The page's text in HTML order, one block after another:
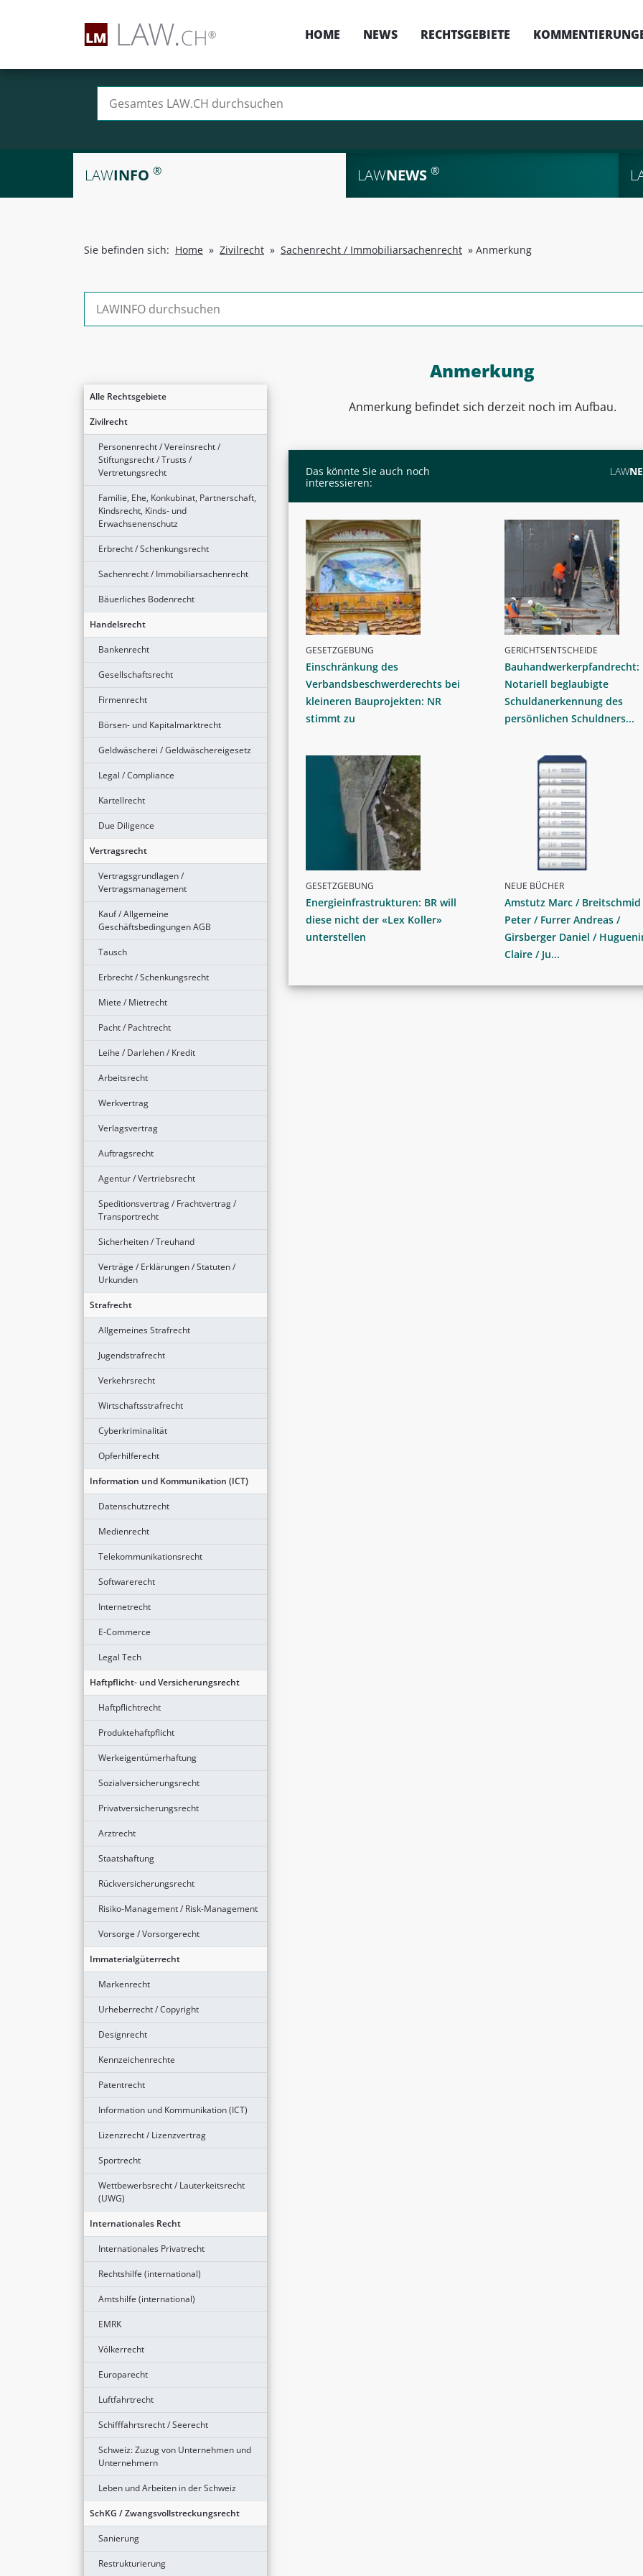
HOME NEWS RECHTSGEBIETE
LAWINFO ® LAWNEWS ®
Sie befinden sich: Home » Zivilrecht » Sachenrecht / Immobiliarsachenrecht » Anmerkung
Alle Rechtsgebiete
Zivilrecht
Personenrecht / Vereinsrecht /
Stiftungsrecht / Trusts /
Vertretungsrecht
Familie, Ehe, Konkubinat, Partnerschaft,
Kindsrecht, Kinds- und
Erwachsenenschutz
Erbrecht / Schenkungsrecht
Sachenrecht / Immobiliarsachenrecht
Bäuerliches Bodenrecht
Handelsrecht
Bankenrecht
Gesellschaftsrecht
Firmenrecht
Börsen- und Kapitalmarktrecht
Geldwäscherei / Geldwäschereigesetz
Legal / Compliance
Kartellrecht
Due Diligence
Vertragsrecht
Vertragsgrundlagen /
Vertragsmanagement
Kauf / Allgemeine
Geschäftsbedingungen AGB
Tausch
Erbrecht / Schenkungsrecht
Miete / Mietrecht
Pacht / Pachtrecht
Leihe / Darlehen / Kredit
Arbeitsrecht
Werkvertrag
Verlagsvertrag
Auftragsrecht
Agentur / Vertriebsrecht
Speditionsvertrag / Frachtvertrag /
Transportrecht
Sicherheiten / Treuhand
Verträge / Erklärungen / Statuten /
Urkunden
Strafrecht
Allgemeines Strafrecht
Jugendstrafrecht
Verkehrsrecht
Wirtschaftsstrafrecht
Cyberkriminalität
Opferhilferecht
Information und Kommunikation (ICT)
Datenschutzrecht
Medienrecht
Telekommunikationsrecht
Softwarerecht
Internetrecht
E-Commerce
Legal Tech
Haftpflicht- und Versicherungsrecht
Haftpflichtrecht
Produktehaftpflicht
Werkeigentümerhaftung
Sozialversicherungsrecht
Privatversicherungsrecht
Arztrecht
Staatshaftung
Rückversicherungsrecht
Risiko-Management / Risk-Management
Vorsorge / Vorsorgerecht
Immaterialgüterrecht
Markenrecht
Urheberrecht / Copyright
Designrecht
Kennzeichenrechte
Patentrecht
Information und Kommunikation (ICT)
Lizenzrecht / Lizenzvertrag
Sportrecht
Wettbewerbsrecht / Lauterkeitsrecht
(UWG)
Internationales Recht
Internationales Privatrecht
Rechtshilfe (international)
Amtshilfe (international)
EMRK
Völkerrecht
Europarecht
Luftfahrtrecht
Schifffahrtsrecht / Seerecht
Schweiz: Zuzug von Unternehmen und
Unternehmern
Leben und Arbeiten in der Schweiz
SchKG / Zwangsvollstreckungsrecht
Sanierung
Restrukturierung
Anmerkung
Anmerkungbefindet sich derzeit noch im Aufbau.
Das könnte Sie auch noch
interessieren:
LAW
GESETZGEBUNG
Einschränkung des
Verbandsbeschwerderechts bei
kleineren Bauprojekten: NR
stimmt zu
GERICHTSENTSCHEIDE
Bauhandwerkerpfandrecht:
Notariell beglaubigte
Schuldanerkennung des
persönlichen Schuldners...
GESETZGEBUNG
Energieinfrastrukturen: BR will
diese nicht der «Lex Koller»
unterstellen
NEUE BÜCHER
Amstutz Marc / Breitschmid
Peter / Furrer Andreas /
Girsberger Daniel /
Claire / Ju...